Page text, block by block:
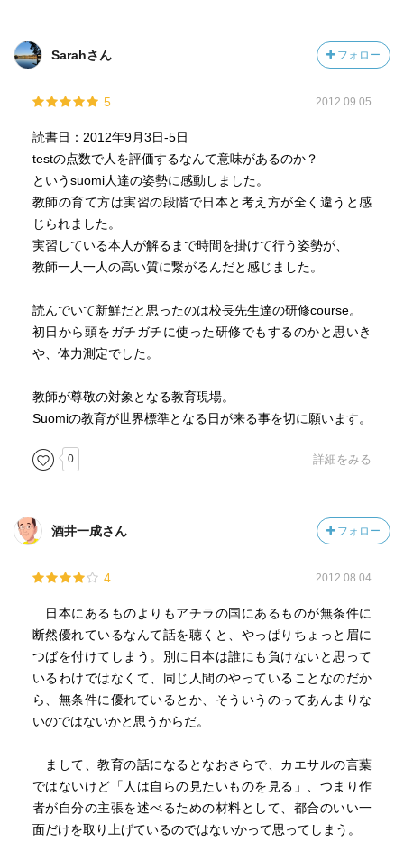
Sarahさん フォロー
5 2012.09.05
読書日：2012年9月3日-5日
testの点数で人を評価するなんて意味があるのか？
というsuomi人達の姿勢に感動しました。
教師の育て方は実習の段階で日本と考え方が全く違うと感
じられました。
実習している本人が解るまで時間を掛けて行う姿勢が、
教師一人一人の高い質に繋がるんだと感じました。
読んでいて新鮮だと思ったのは校長先生達の研修course。
初日から頭をガチガチに使った研修でもするのかと思いき
や、体力測定でした。
教師が尊敬の対象となる教育現場。
Suomiの教育が世界標準となる日が来る事を切に願います。
0 詳細をみる
酒井一成さん フォロー
4 2012.08.04
日本にあるものよりもアチラの国にあるものが無条件に
断然優れているなんて話を聴くと、やっぱりちょっと眉に
つばを付けてしまう。別に日本は誰にも負けないと思って
いるわけではなくて、同じ人間のやっていることなのだか
ら、無条件に優れているとか、そういうのってあんまりな
いのではないかと思うからだ。
まして、教育の話になるとなおさらで、カエサルの言葉
ではないけど「人は自らの見たいものを見る」、つまり作
者が自分の主張を述べるための材料として、都合のいい一
面だけを取り上げているのではないかって思ってしまう。